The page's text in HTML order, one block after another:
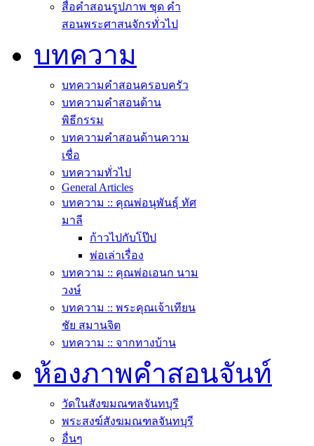
สื่อคำสอนรูปภาพ ชุด คำ
สอนพระศาสนจักรทั่วไป
บทความ
บทความคำสอนครอบครัว
บทความคำสอนด้าน
พิธีกรรม
บทความคำสอนด้านความ
เชื่อ
บทความทั่วไป
General Articles
บทความ :: คุณพ่อนุพันธุ์ ทัศ
มาลี
ก้าวไปกับโป๊ป
พ่อเล่าเรื่อง
บทความ :: คุณพ่อเอนก นาม
วงษ์
บทความ :: พระคุณเจ้าเทียน
ชัย สมานจิต
บทความ :: จากทางบ้าน
ห้องภาพคำสอนจันท์
วัดในสังฆมณฑลจันทบุรี
พระสงฆ์สังฆมณฑลจันทบุรี
อื่นๆ